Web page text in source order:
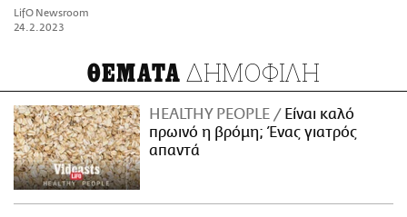
LifO Newsroom
24.2.2023
ΘΕΜΑΤΑ ΔΗΜΟΦΙΛΗ
HEALTHY PEOPLE
Είναι καλό
πρωινό η βρόμη; Ένας γιατρός
απαντά